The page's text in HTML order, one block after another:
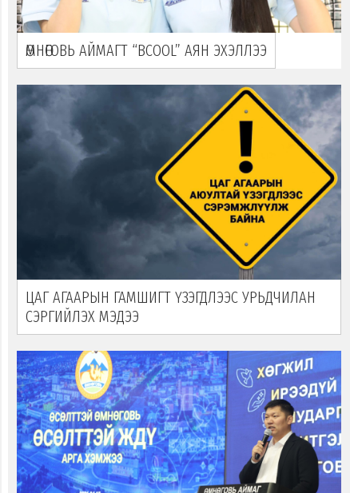
ӨМНӨГОВЬ АЙМАГТ “ВСOOL” АЯН ЭХЭЛЛЭЭ
ЦАГ АГААРЫН ГАМШИГТ ҮЗЭГДЛЭЭС УРЬДЧИЛАН
СЭРГИЙЛЭХ МЭДЭЭ